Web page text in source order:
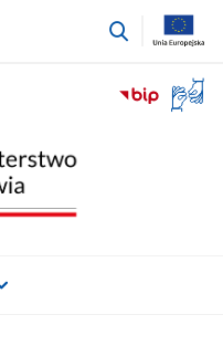
przejdź
okno